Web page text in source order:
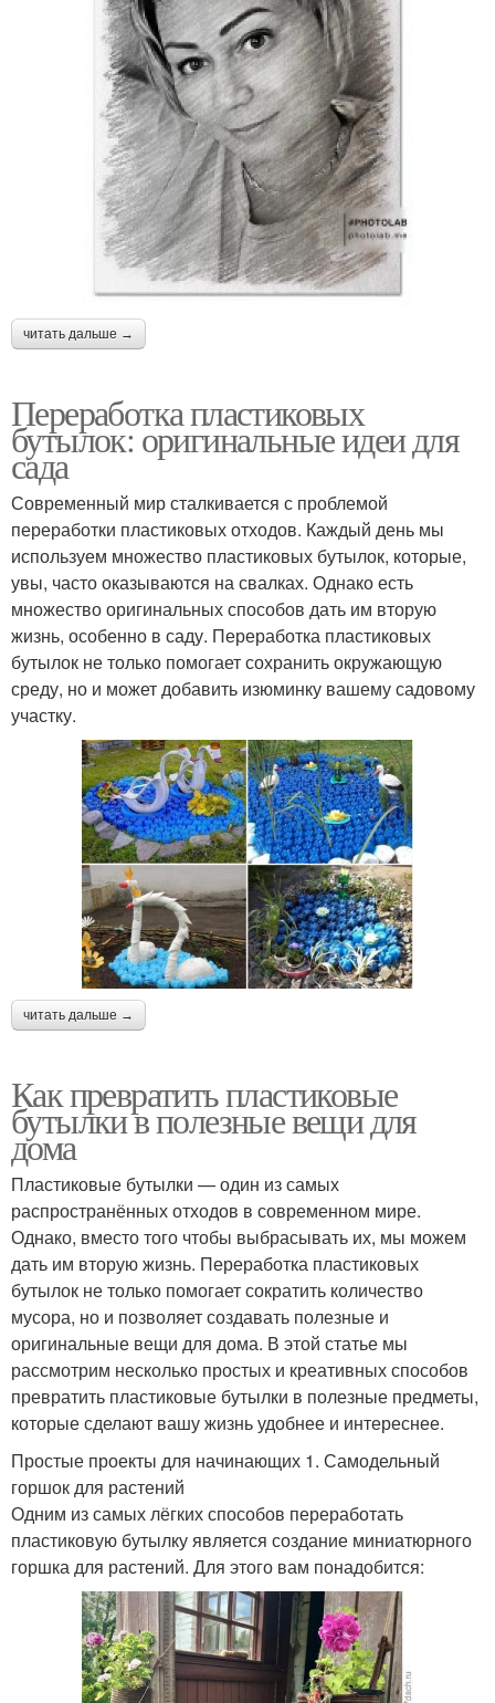
читать дальше →
Переработка пластиковых
бутылок: оригинальные идеи для
сада
Современный мир сталкивается с проблемой
переработки пластиковых отходов. Каждый день мы
используем множество пластиковых бутылок, которые,
увы, часто оказываются на свалках. Однако есть
множество оригинальных способов дать им вторую
жизнь, особенно в саду. Переработка пластиковых
бутылок не только помогает сохранить окружающую
среду, но и может добавить изюминку вашему садовому
участку.
читать дальше →
Как превратить пластиковые
бутылки в полезные вещи для
дома
Пластиковые бутылки — один из самых
распространённых отходов в современном мире.
Однако, вместо того чтобы выбрасывать их, мы можем
дать им вторую жизнь. Переработка пластиковых
бутылок не только помогает сократить количество
мусора, но и позволяет создавать полезные и
оригинальные вещи для дома. В этой статье мы
рассмотрим несколько простых и креативных способов
превратить пластиковые бутылки в полезные предметы,
которые сделают вашу жизнь удобнее и интереснее.
Простые проекты для начинающих 1. Самодельный
горшок для растений
Одним из самых лёгких способов переработать
пластиковую бутылку является создание миниатюрного
горшка для растений. Для этого вам понадобится: